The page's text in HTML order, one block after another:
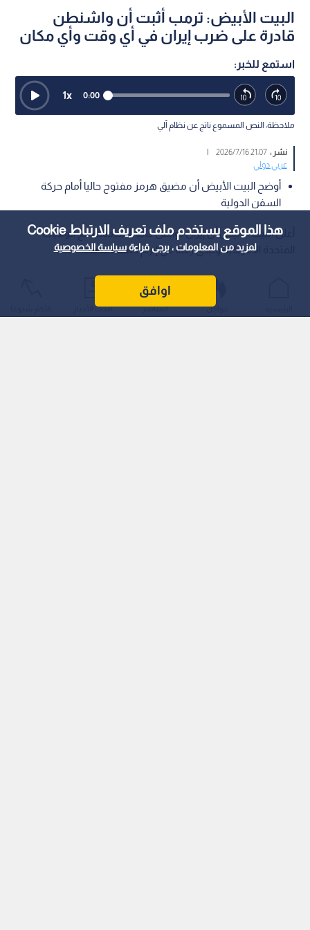
هذا الموقع يستخدم ملف تعريف الارتباط Cookie
لمزيد من المعلومات ، يرجى قراءةسياسة الخصوصية
اوافق
البيت الأبيض: ترمب أثبت أن واشنطن
قادرة على ضرب إيران في أي وقت وأي مكان
استمع للخبر:
0:00
1x
ملاحظة: النص المسموع ناتج عن نظام آلي
نشر :21:07 2026/7/16
|
عربي دولي
أوضح البيت الأبيض أن مضيق هرمز مفتوح حاليا أمام حركة
السفن الدولية
أعلن البيت الأبيض أن إيران تواصل حاليا المحادثات مع الولايات
المتحدة الأمريكية وتبدي رغبة في إبرام صفقة جديدة.
عواجل المباشر أحدث الأخبار